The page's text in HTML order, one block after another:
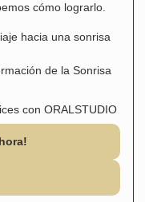
cómo lograrlo.
hacia una sonrisa
de la Sonrisa
con ORALSTUDIO